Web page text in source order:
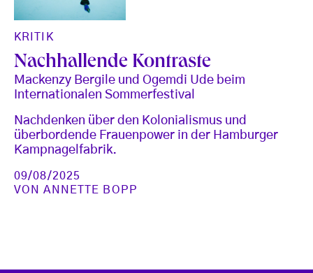
KRITIK
Nachhallende Kontraste
Mackenzy Bergile und Ogemdi Ude beim
Internationalen Sommerfestival
Nachdenken über den Kolonialismus und
überbordende Frauenpower in der Hamburger
Kampnagelfabrik.
09/08/2025
VONANNETTE BOPP